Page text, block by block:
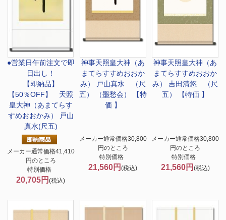
●営業日午前注文で即
日出し！
【即納品】
【50％OFF】 天照
皇大神（あまてらす
すめおおかみ） 戸山
真水(尺五)
メーカー通常価格41,410
円のところ
特別価格
20,705円(税込)
神事天照皇大神（あ
まてらすすめおおか
み） 戸山真水 （尺
五） （墨愁会） 【特
価 】
メーカー通常価格30,800
円のところ
特別価格
21,560円(税込)
神事天照皇大神（あ
まてらすすめおおか
み） 吉田清悠 （尺
五） 【特価 】
メーカー通常価格30,800
円のところ
特別価格
21,560円 (税込)